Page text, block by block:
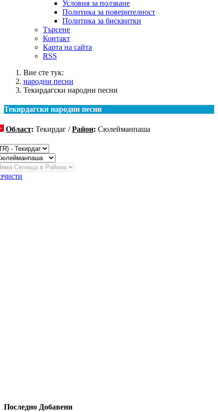
Условия за ползване
Политика за поверителност
Политика за бисквитки
Търсене
Контакт
Карта на сайта
RSS
Вие сте тук:
народни песни
Текирдагски народни песни
Текирдагски народни песни
Област: Текирдаг /Район: Сюлейманпаша
Последно Добавени